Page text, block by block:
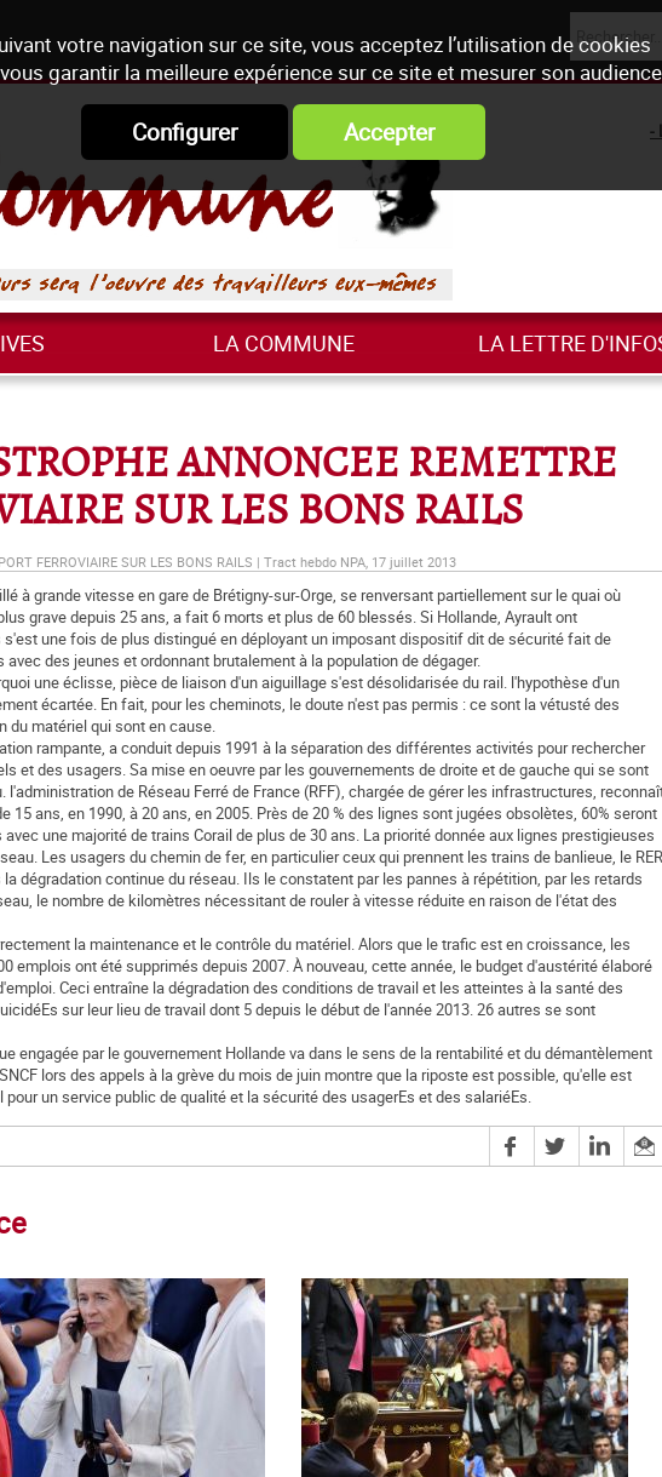
votre navigation sur ce site, vous acceptez l’utilisation de cookies
garantir la meilleure expérience sur ce site et mesurer son
Configurer Accepter -
LA COMMUNE LA LETTRE
ANNONCEE REMETTRE
SUR LES BONS RAILS
FERROVIAIRE SUR LES BONS RAILS | Tract hebdo NPA, 17 juillet 2013
à grande vitesse en gare de Brétigny-sur-Orge, se renversant partiellement sur le quai où
grave depuis 25 ans, a fait 6 morts et plus de 60 blessés. Si Hollande, Ayrault ont
une fois de plus distingué en déployant un imposant dispositif dit de sécurité fait de
des jeunes et ordonnant brutalement à la population de dégager.
une éclisse, pièce de liaison d'un aiguillage s'est désolidarisée du rail. l'hypothèse d'un
écartée. En fait, pour les cheminots, le doute n'est pas permis : ce sont la vétusté des
du matériel qui sont en cause.
rampante, a conduit depuis 1991 à la séparation des différentes activités pour rechercher
et des usagers. Sa mise en oeuvre par les gouvernements de droite et de gauche qui se sont
de Réseau Ferré de France (RFF), chargée de gérer les infrastructures,
ans, en 1990, à 20 ans, en 2005. Près de 20 % des lignes sont jugées obsolètes, 60% seront
une majorité de trains Corail de plus de 30 ans. La priorité donnée aux lignes prestigieuses
Les usagers du chemin de fer, en particulier ceux qui prennent les trains de banlieue, le RER
dégradation continue du réseau. Ils le constatent par les pannes à répétition, par les retards
le nombre de kilomètres nécessitant de rouler à vitesse réduite en raison de l'état des
la maintenance et le contrôle du matériel. Alors que le trafic est en croissance, les
emplois ont été supprimés depuis 2007. À nouveau, cette année, le budget d'austérité élaboré
Ceci entraîne la dégradation des conditions de travail et les atteintes à la santé des
sur leur lieu de travail dont 5 depuis le début de l'année 2013. 26 autres se sont
engagée par le gouvernement Hollande va dans le sens de la rentabilité et du démantèlement
lors des appels à la grève du mois de juin montre que la riposte est possible, qu'elle est
un service public de qualité et la sécurité des usagerEs et des salariéEs.